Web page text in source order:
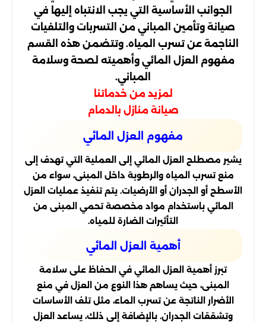
الجوانب الأساسية التي يجب الانتباه إليها في
صيانة وتأمين المباني من التسربات والتلفيات
الناجمة عن تسرب المياه. وتتضمن هذه القسم
مفهوم العزل المائي وأهميته لصحة وسلامة
المباني.
لمزيد من خدماتنا
صيانة منازل بالدمام
مفهوم العزل المائي
يشير مصطلح العزل المائي إلى العملية التي تهدف إلى
منع تسرب المياه والرطوبة داخل المبنى، سواء من
الأسطح أو الجدران أو الأرضيات. يتم تنفيذ عمليات العزل
المائي باستخدام مواد مخصصة تحمي المبنى من
التأثيرات الضارة للمياه.
أهمية العزل المائي
تبرز أهمية العزل المائي في الحفاظ على سلامة
المبنى، حيث يساهم هذا النوع من العزل في منع
الأضرار الناتجة عن تسرب الماء، مثل تلف الأساسات
وتشققات الجدران. بالإضافة إلى ذلك، يساعد العزل